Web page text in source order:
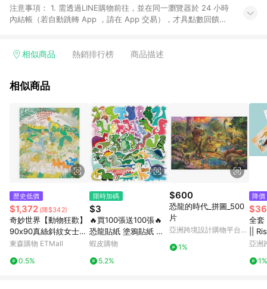
注意事項： 1. 需透過LINE購物前往，並在同一瀏覽器於 24 小時
內結帳（若自動跳轉 App ，請在 App 交易），才具點數回饋資
請更新至 3.9 才具贈點資格。 5. 點數將於廠商出貨後 30 天後發
車標示為準。 7. LINE購物導購回饋無法與媽咪愛站上折價券並
商品類別不回饋，請參考以下列表：童書館出清 / Switch 遊戲片
/ 瑪利歐玩具 / LEGO樂高 / 尿布 / 橋樑書 / 中高年級推薦書單 /
行李箱 / 寶寶攝影機 / 雞精&鱸魚精 / 美妝保養 / 居家防護 / 暢銷
作者&經典角色 / 人氣卡通大集合 / 地墊&圍欄 / 外文&英文童書 /
套書專區 / 各式零嘴&堅果&珍珠&果乾&糖果 / 兒童耳機&耳麥 /
水果專區 / 親子理財書單 / 6~8歲推薦書單 / 箱購專區 / 寶可夢
pokemon玩具 / 世界名著 / 廚房家電 / 蔬果汁&奶粉 / 體能玩具 /
相似商品 熱銷排行榜 商品描述
相似商品
歷史低價
$1,372 (降$342)
奇妙世界【動物狂歡】
90ⅹ90真絲斜紋女士大
方巾桑蠶絲絲巾小披肩
東森購物 ETMall
0.5%
限時加碼
$3
🔥買100張送100張🔥
恐龍貼紙 塗鴉貼紙 獎
勵貼紙 行李箱貼紙 裝
貼紙 防水貼紙 卡通貼
蝦皮購物
5.2%
$600
恐龍的時代_拼圖_500
片
亞洲跨境設計購物平台
1%
降價
全套
/ 明
亞洲
1%